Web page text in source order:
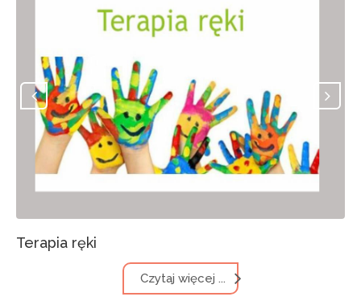
Terapia ręki
Czytaj więcej ...